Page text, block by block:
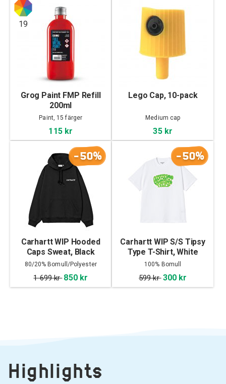
19
Grog Paint FMP Refill
200ml
Paint, 15 färger
115 kr
Lego Cap, 10-pack
Medium cap
35 kr
-50%
Carhartt WIP Hooded
Caps Sweat, Black
80/20% Bomull/Polyester
1 699 kr 850 kr
-50%
Carhartt WIP S/S Tipsy
Type T-Shirt, White
100% Bomull
599 kr300 kr
Highlights